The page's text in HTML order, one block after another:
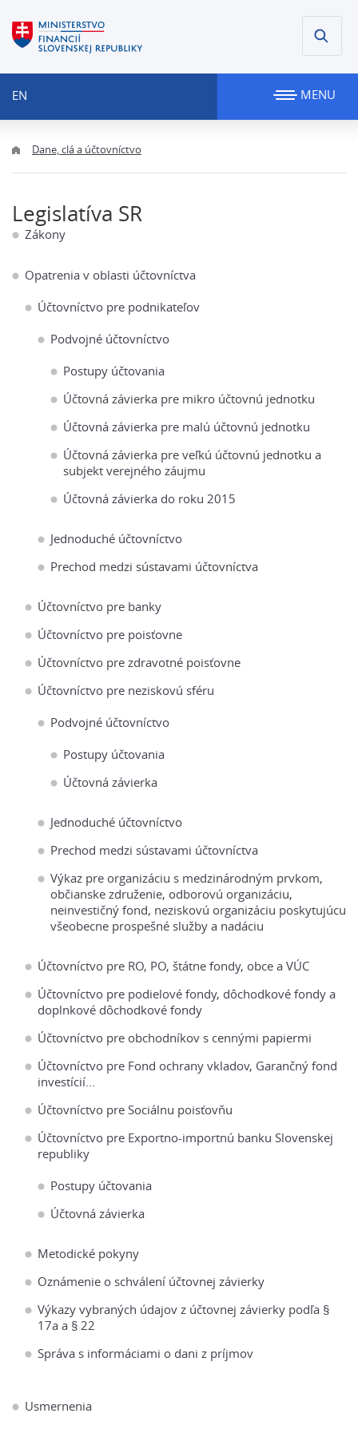
EN MENU
Dane, clá a účtovníctvo
Legislatíva SR
Zákony
Opatrenia v oblasti účtovníctva
Účtovníctvo pre podnikateľov
Podvojné účtovníctvo
Postupy účtovania
Účtovná závierka pre mikro účtovnú jednotku
Účtovná závierka pre malú účtovnú jednotku
Účtovná závierka pre veľkú účtovnú jednotku a
subjekt verejného záujmu
Účtovná závierka do roku 2015
Jednoduché účtovníctvo
Prechod medzi sústavami účtovníctva
Účtovníctvo pre banky
Účtovníctvo pre poisťovne
Účtovníctvo pre zdravotné poisťovne
Účtovníctvo pre neziskovú sféru
Podvojné účtovníctvo
Postupy účtovania
Účtovná závierka
Jednoduché účtovníctvo
Prechod medzi sústavami účtovníctva
Výkaz pre organizáciu s medzinárodným prvkom,
občianske združenie, odborovú organizáciu,
neinvestičný fond, neziskovú organizáciu poskytujúcu
všeobecne prospešné služby a nadáciu
Účtovníctvo pre RO, PO, štátne fondy, obce a VÚC
Účtovníctvo pre podielové fondy, dôchodkové fondy a
doplnkové dôchodkové fondy
Účtovníctvo pre obchodníkov s cennými papiermi
Účtovníctvo pre Fond ochrany vkladov, Garančný fond
investícií...
Účtovníctvo pre Sociálnu poisťovňu
Účtovníctvo pre Exportno-importnú banku Slovenskej
republiky
Postupy účtovania
Účtovná závierka
Metodické pokyny
Oznámenie o schválení účtovnej závierky
Výkazy vybraných údajov z účtovnej závierky podľa §
17a a § 22
Správa s informáciami o dani z príjmov
Usmernenia